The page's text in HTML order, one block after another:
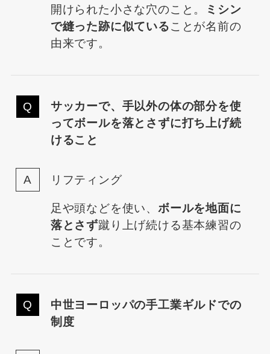
開けられた小さな穴のこと。
ミシン
で縫った跡に似ていることが名前の
由来です。
サッカーで、手以外の体の部分を使
ってボールを落とさずに打ち上げ続
けること
リフティング
足や頭などを使い、ボールを地面に
落とさず蹴り上げ続ける基本練習の
ことです。
中世ヨーロッパの手工業ギルドでの
制度